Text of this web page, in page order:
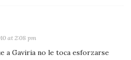
at 2:08 pm
a Gaviria no le toca esforzarse